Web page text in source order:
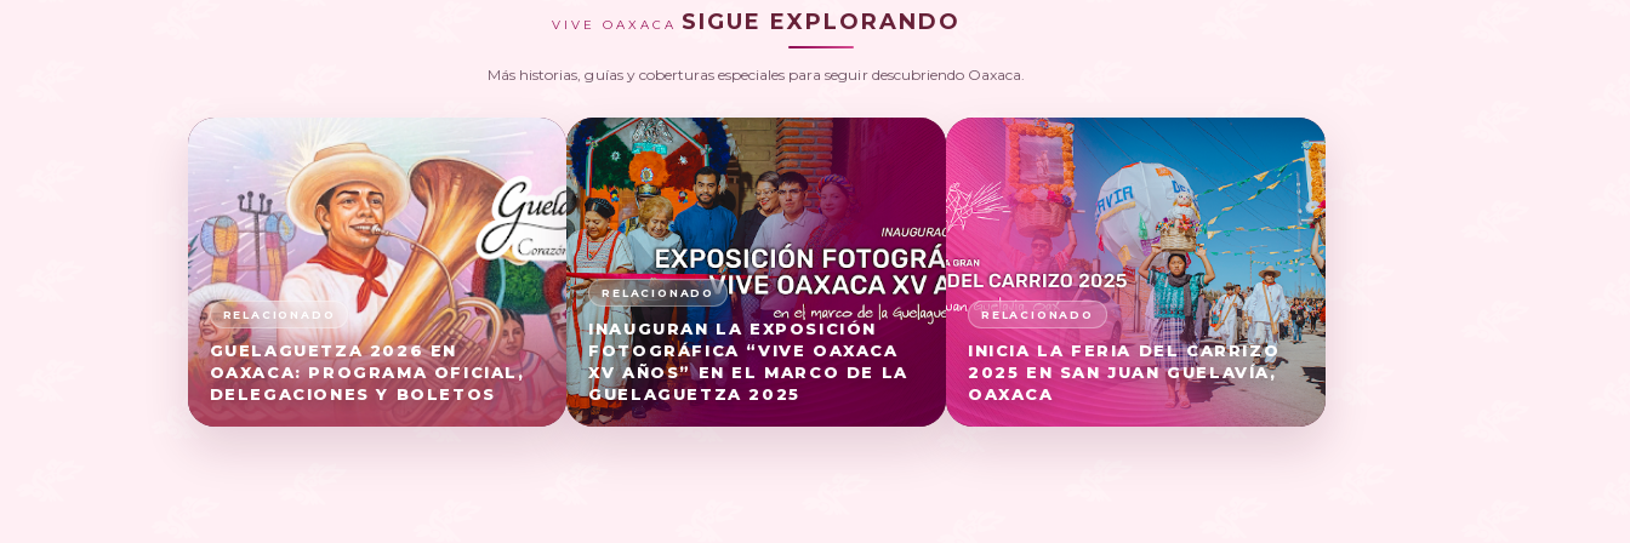
VIVE OAXACA SIGUE EXPLORANDO
Más historias, guías y coberturas especiales para seguir descubriendo Oaxaca.
GUELAGUETZA 2026 EN
OAXACA: PROGRAMA OFICIAL,
DELEGACIONES Y BOLETOS
INAUGURAN LA EXPOSICIÓN
FOTOGRÁFICA “VIVE OAXACA
XV AÑOS” EN EL MARCO DE LA
GUELAGUETZA 2025
INICIA LA FERIA DEL CARRIZO
2025 EN SAN JUAN GUELAVÍA,
OAXACA